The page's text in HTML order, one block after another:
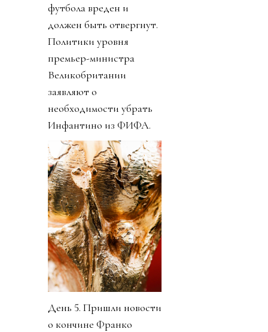
футбола вреден и
должен быть отвергнут.
Политики уровня
премьер-министра
Великобритании
заявляют о
необходимости убрать
Инфантино из ФИФА.
День 5. Пришли новости
о кончине Франко